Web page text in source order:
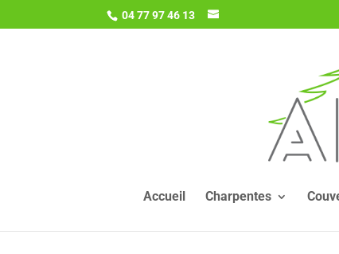
04 77 97 46 13
Accueil Charpentes